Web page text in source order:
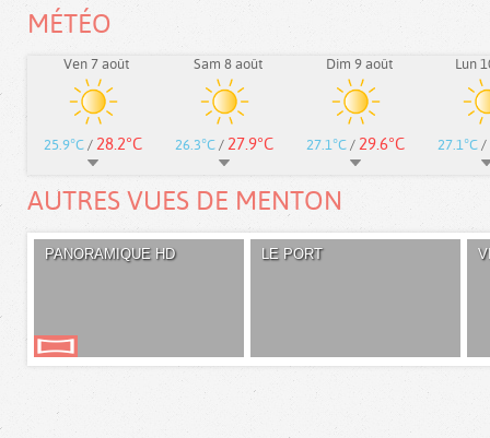
MÉTÉO
Ven 7 août
25.9°C / 28.2°C
Sam 8 août
26.3°C / 27.9°C
Dim 9 août
27.1°C / 29.6°C
Lun
27.1°C /
AUTRES VUES DE MENTON
PANORAMIQUE HD LE PORT